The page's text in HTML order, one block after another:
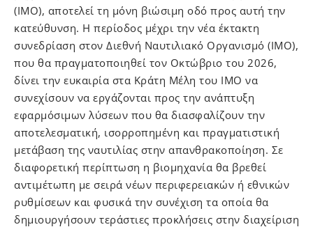
(ΙΜΟ), αποτελεί τη μόνη βιώσιμη οδό προς αυτή την
κατεύθυνση. Η περίοδος μέχρι την νέα έκτακτη
συνεδρίαση στον Διεθνή Ναυτιλιακό Οργανισμό (ΙΜΟ),
που θα πραγματοποιηθεί τον Οκτώβριο του 2026,
δίνει την ευκαιρία στα Κράτη Μέλη του ΙΜΟ να
συνεχίσουν να εργάζονται προς την ανάπτυξη
εφαρμόσιμων λύσεων που θα διασφαλίζουν την
αποτελεσματική, ισορροπημένη και πραγματιστική
μετάβαση της ναυτιλίας στην απανθρακοποίηση. Σε
διαφορετική περίπτωση η βιομηχανία θα βρεθεί
αντιμέτωπη με σειρά νέων περιφερειακών ή εθνικών
ρυθμίσεων και φυσικά την συνέχιση τα οποία θα
δημιουργήσουν τεράστιες προκλήσεις στην διαχείριση